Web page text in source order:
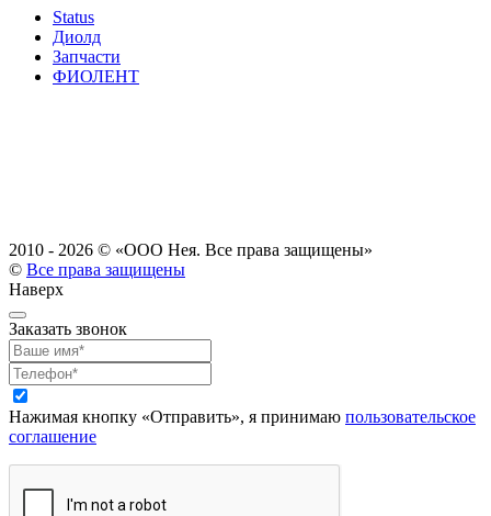
Status
Диолд
Запчасти
ФИОЛЕНТ
2010 - 2026 © «ООО Нея. Все права защищены»
© Все права защищены
Наверх
Заказать звонок
Нажимая кнопку «Отправить», я принимаю пользовательское
соглашение